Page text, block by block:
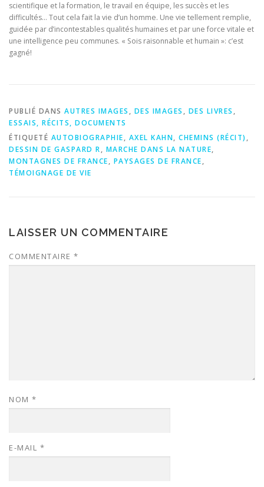
scientifique et la formation, le travail en équipe, les succès et les
difficultés… Tout cela fait la vie d’un homme. Une vie tellement remplie,
guidée par d’incontestables qualités humaines et par une force vitale et
une intelligence peu communes. « Sois raisonnable et humain »: c’est
gagné!
PUBLIÉ DANS AUTRES IMAGES , DES IMAGES , DES LIVRES ,
ESSAIS, RÉCITS, DOCUMENTS
ÉTIQUETÉ AUTOBIOGRAPHIE, AXEL KAHN, CHEMINS (RÉCIT),
DESSIN DE GASPARD R, MARCHE DANS LA NATURE,
MONTAGNES DE FRANCE, PAYSAGES DE FRANCE,
TÉMOIGNAGE DE VIE
LAISSER UN COMMENTAIRE
COMMENTAIRE *
NOM *
E-MAIL *